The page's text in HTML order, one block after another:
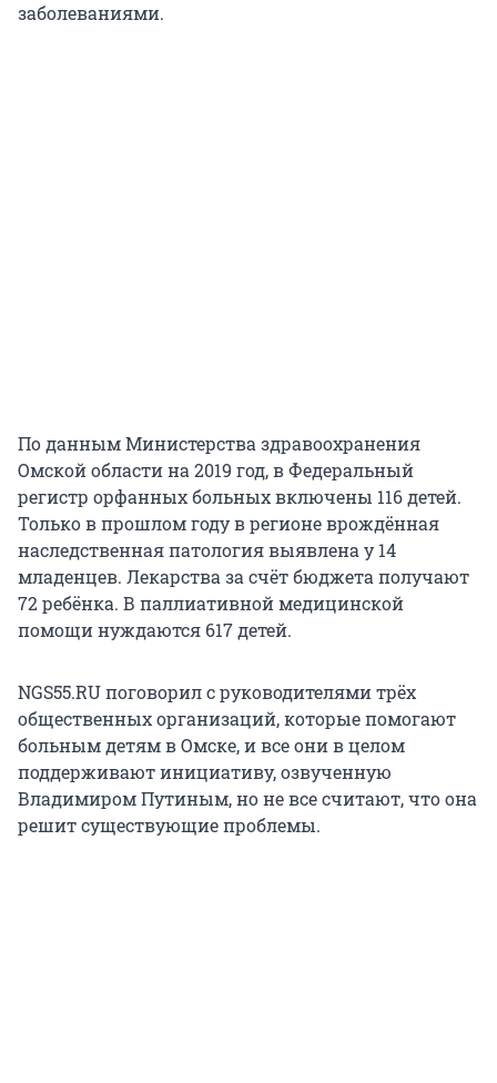
заболеваниями.
По данным Министерства здравоохранения
Омской области на 2019 год, в Федеральный
регистр орфанных больных включены 116 детей.
Только в прошлом году в регионе врождённая
наследственная патология выявлена у 14
младенцев. Лекарства за счёт бюджета получают
72 ребёнка. В паллиативной медицинской
помощи нуждаются 617 детей.
NGS55.RU поговорил с руководителями трёх
общественных организаций, которые помогают
больным детям в Омске, и все они в целом
поддерживают инициативу, озвученную
Владимиром Путиным, но не все считают, что она
решит существующие проблемы.